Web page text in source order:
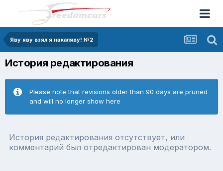
Яву яву взял я нахаляву! №2
История редактирования
Please note that revisions older than 90 days are pruned
and will no longer show here
История редактирования отсутствует, или
комментарий был отредактирован модератором.